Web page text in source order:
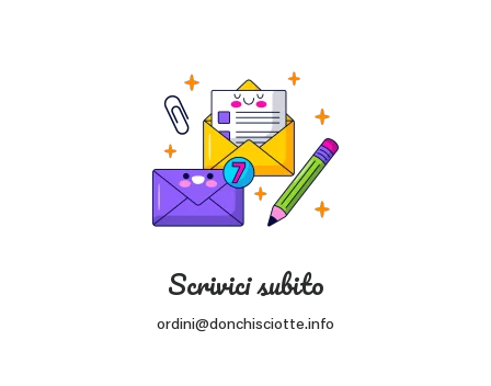
Scrivici subito
ordini@donchisciotte.info